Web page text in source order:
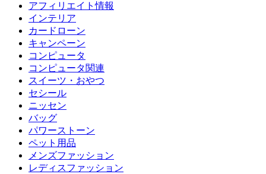
アフィリエイト情報
インテリア
カードローン
キャンペーン
コンピュータ
コンピュータ関連
スイーツ・おやつ
セシール
ニッセン
バッグ
パワーストーン
ペット用品
メンズファッション
レディスファッション